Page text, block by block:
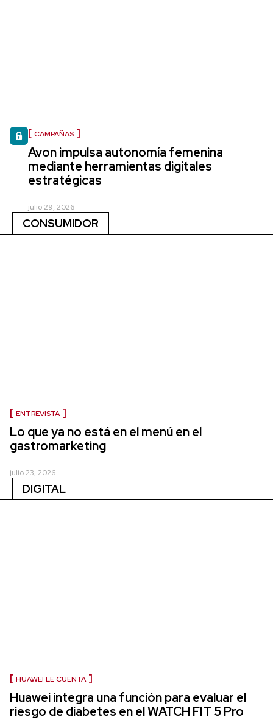
CAMPAÑAS
Avon impulsa autonomía femenina
mediante herramientas digitales
estratégicas
julio 29, 2026
CONSUMIDOR
ENTREVISTA
Lo que ya no está en el menú en el
gastromarketing
julio 23, 2026
DIGITAL
HUAWEI LE CUENTA
Huawei integra una función para evaluar el
riesgo de diabetes en el WATCH FIT 5 Pro